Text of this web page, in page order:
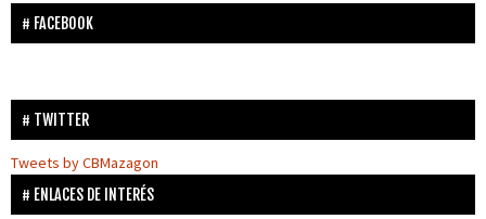
FACEBOOK
TWITTER
Tweets by CBMazagon
ENLACES DE INTERÉS